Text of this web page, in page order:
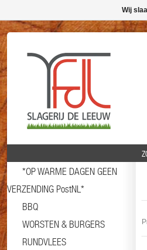
*OP WARME DAGEN GEEN
VERZENDING PostNL*
BBQ
WORSTEN & BURGERS
RUNDVLEES
Wij